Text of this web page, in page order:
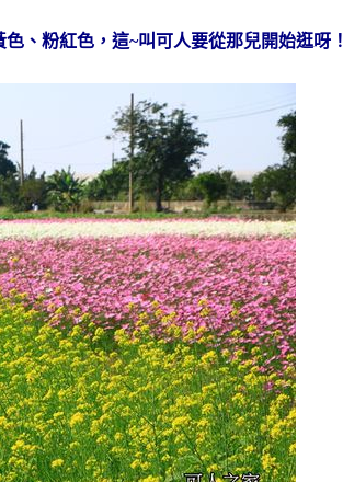
、粉紅色，這~叫可人要從那兒開始逛呀！